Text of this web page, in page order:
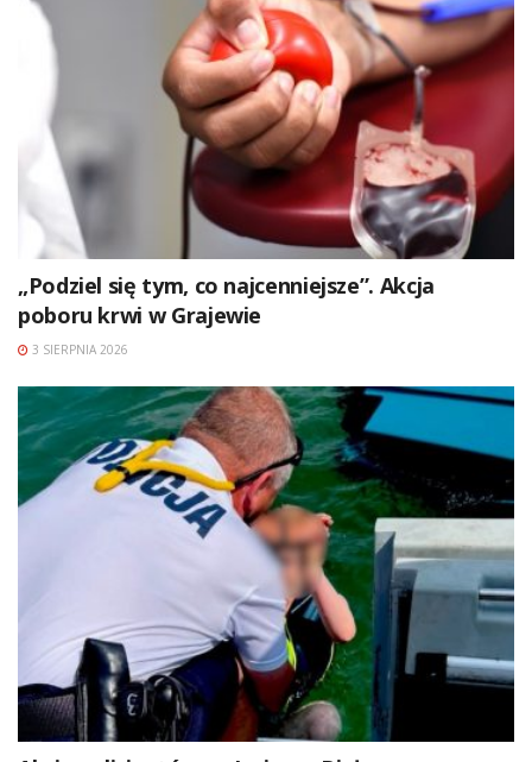
„Podziel się tym, co najcenniejsze”. Akcja
poboru krwi w Grajewie
3 SIERPNIA 2026